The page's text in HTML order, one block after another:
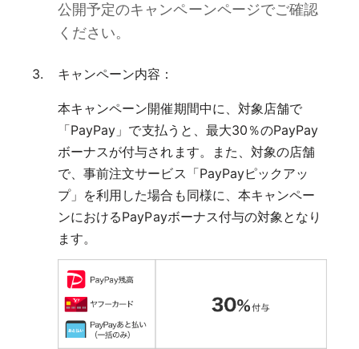
公開予定のキャンペーンページでご確認
ください。
キャンペーン内容：
本キャンペーン開催期間中に、対象店舗で
「PayPay」で支払うと、最大30％のPayPay
ボーナスが付与されます。また、対象の店舗
で、事前注文サービス「PayPayピックアッ
プ」を利用した場合も同様に、本キャンペー
ンにおけるPayPayボーナス付与の対象となり
ます。